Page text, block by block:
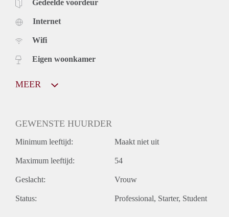
Gedeelde voordeur
Internet
Wifi
Eigen woonkamer
MEER
GEWENSTE HUURDER
Minimum leeftijd: Maakt niet uit
Maximum leeftijd: 54
Geslacht: Vrouw
Status: Professional Starter Student